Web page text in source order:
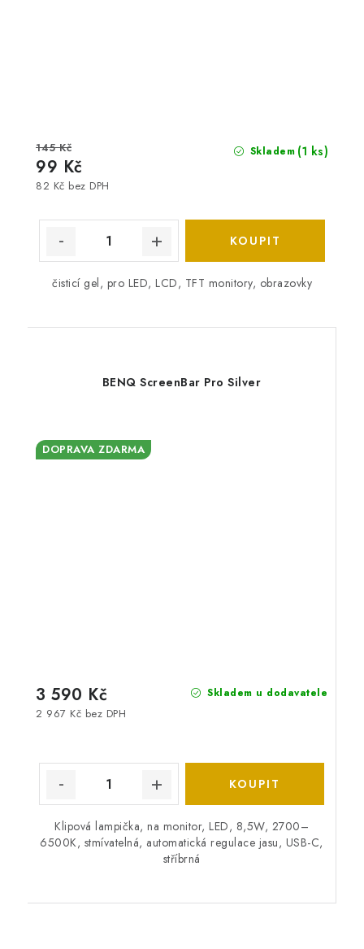
Skladem (1 ks)
82 Kč bez DPH
99 Kč
145 Kč
čisticí gel, pro LED, LCD, TFT monitory, obrazovky
BENQ ScreenBar Pro Silver
DOPRAVA ZDARMA
Skladem u dodavatele
2 967 Kč bez DPH
3 590 Kč
Klipová lampička, na monitor, LED, 8,5W, 2700–
6500K, stmívatelná, automatická regulace jasu, USB-C,
stříbrná